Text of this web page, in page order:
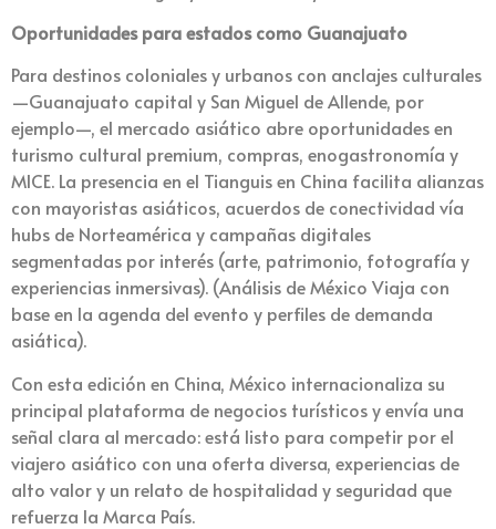
Oportunidades para estados como Guanajuato
Para destinos coloniales y urbanos con anclajes culturales
—Guanajuato capital y San Miguel de Allende, por
ejemplo—, el mercado asiático abre oportunidades en
turismo cultural premium, compras, enogastronomía y
MICE. La presencia en el Tianguis en China facilita alianzas
con mayoristas asiáticos, acuerdos de conectividad vía
hubs de Norteamérica y campañas digitales
segmentadas por interés (arte, patrimonio, fotografía y
experiencias inmersivas). (Análisis de México Viaja con
base en la agenda del evento y perfiles de demanda
asiática).
Con esta edición en China, México internacionaliza su
principal plataforma de negocios turísticos y envía una
señal clara al mercado: está listo para competir por el
viajero asiático con una oferta diversa, experiencias de
alto valor y un relato de hospitalidad y seguridad que
refuerza la Marca País.